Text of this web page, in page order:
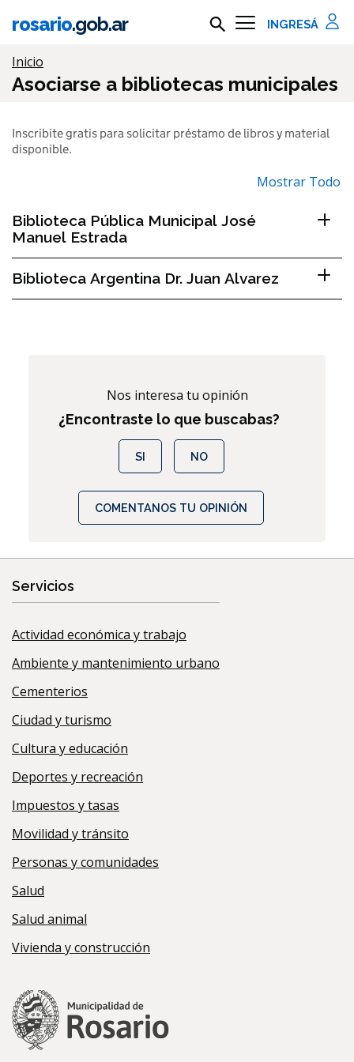
Ir al contenido principal
rosario.gob.ar Buscar en rosario.gob.ar
Información importante
Inicio
Asociarse a bibliotecas municipales
Inscribite gratis para solicitar préstamo de libros y material
disponible.
Mostrar Todo
Biblioteca Pública Municipal José
Manuel Estrada
Biblioteca Argentina Dr. Juan Alvarez
Nos interesa tu opinión
¿Encontraste lo que buscabas?
SI NO
COMENTANOS TU OPINIÓN
Servicios
Actividad económica y trabajo
Ambiente y mantenimiento urbano
Cementerios
Ciudad y turismo
Cultura y educación
Deportes y recreación
Impuestos y tasas
Movilidad y tránsito
Personas y comunidades
Salud
Salud animal
Vivienda y construcción